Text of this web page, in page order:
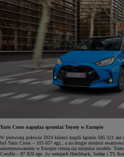
Yaris Cross napędza sprzedaż Toyoty w Europie
W pierwszej połowie 2024 klienci kupili łącznie 585 321
był Yaris Cross – 103 657 egz., a na drugie miejsce
zainteresowaniem w Europie cieszą się miejskie modele.
Corolla – 87 820 egz. (w wersjach Hatchback, Sedan i TS